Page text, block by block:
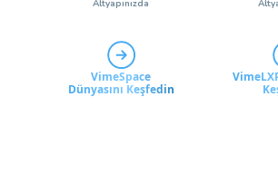
Altyapınızda
VimeSpace
Dünyasını Keşfedin